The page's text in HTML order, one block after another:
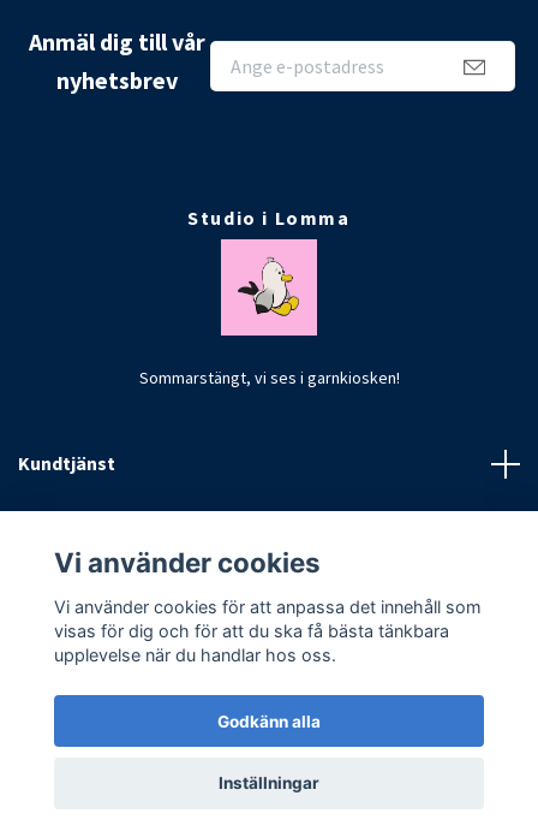
Anmäl dig till vår
nyhetsbrev
Studio i Lomma
Sommarstängt, vi ses i garnkiosken!
Kundtjänst
© 2026 CrochetByKim
Vi använder cookies
Vi använder cookies för att anpassa det innehåll som
visas för dig och för att du ska få bästa tänkbara
upplevelse när du handlar hos oss.
Godkänn alla
Inställningar